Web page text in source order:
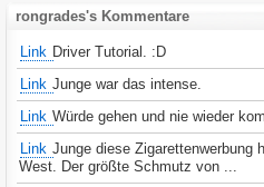
rongrades's Kommentare
Link Driver Tutorial. :D
Link Junge war das intense.
Link Würde gehen und nie wieder
Link Junge diese Zigarettenwerbung
West. Der größte Schmutz von ...